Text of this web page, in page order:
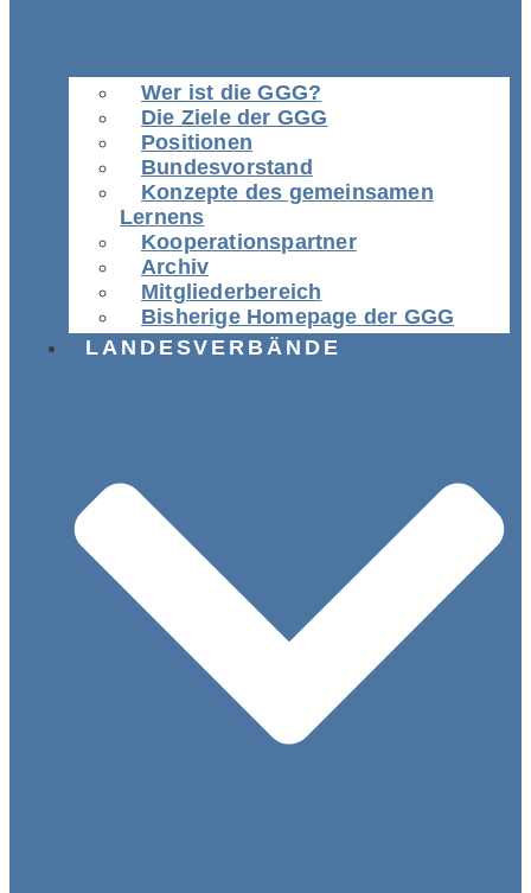
Wer ist die GGG?
Die Ziele der GGG
Positionen
Bundesvorstand
Konzepte des gemeinsamen
Lernens
Kooperationspartner
Archiv
Mitgliederbereich
Bisherige Homepage der GGG
LANDESVERBÄNDE